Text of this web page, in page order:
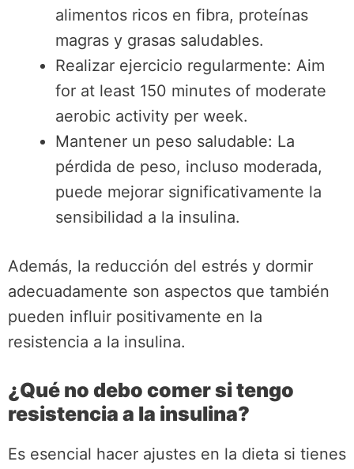
alimentos ricos en fibra, proteínas
magras y grasas saludables.
Realizar ejercicio regularmente: Aim
for at least 150 minutes of moderate
aerobic activity per week.
Mantener un peso saludable: La
pérdida de peso, incluso moderada,
puede mejorar significativamente la
sensibilidad a la insulina.
Además, la reducción del estrés y dormir
adecuadamente son aspectos que también
pueden influir positivamente en la
resistencia a la insulina.
¿Qué no debo comer si tengo
resistencia a la insulina?
Es esencial hacer ajustes en la dieta si tienes